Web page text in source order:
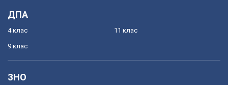
ДПА
4 клас
9 клас
11 клас
ЗНО